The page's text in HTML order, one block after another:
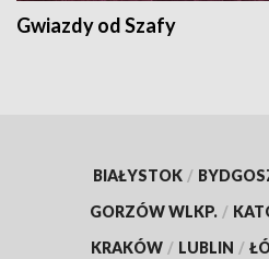
Gwiazdy od Szafy
BIAŁYSTOK /
GORZÓW WLKP. /
KRAKÓW / LUBLIN /